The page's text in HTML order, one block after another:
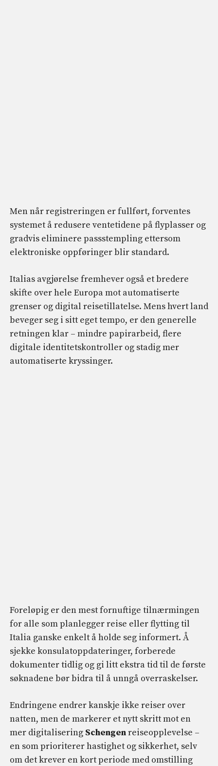
Men når registreringen er fullført, forventes
systemet å redusere ventetidene på flyplasser og
gradvis eliminere passstempling ettersom
elektroniske oppføringer blir standard.
Italias avgjørelse fremhever også et bredere
skifte over hele Europa mot automatiserte
grenser og digital reisetillatelse. Mens hvert land
beveger seg i sitt eget tempo, er den generelle
retningen klar – mindre papirarbeid, flere
digitale identitetskontroller og stadig mer
automatiserte kryssinger.
Foreløpig er den mest fornuftige tilnærmingen
for alle som planlegger reise eller flytting til
Italia ganske enkelt å holde seg informert. Å
sjekke konsulatoppdateringer, forberede
dokumenter tidlig og gi litt ekstra tid til de første
søknadene bør bidra til å unngå overraskelser.
Endringene endrer kanskje ikke reiser over
natten, men de markerer et nytt skritt mot en
mer digitalisering Schengenreiseopplevelse –
en som prioriterer hastighet og sikkerhet, selv
om det krever en kort periode med omstilling